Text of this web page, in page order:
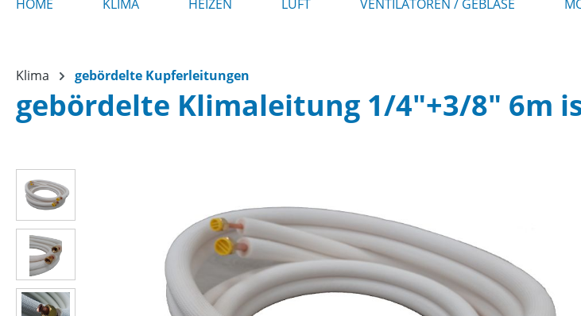
HOME KLIMA HEIZEN LUFT VENTILATOREN / GEBLÄSE
Klima gebördelte Kupferleitungen
gebördelte Klimaleitung 1/4"+3/8" 6m
Bildergalerie überspringen